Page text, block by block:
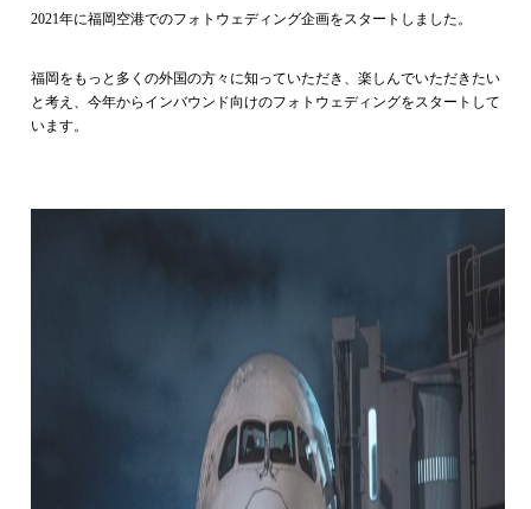
2021年に福岡空港でのフォトウェディング企画をスタートしました。
福岡をもっと多くの外国の方々に知っていただき、楽しんでいただきたい
と考え、今年からインバウンド向けのフォトウェディングをスタートして
います。